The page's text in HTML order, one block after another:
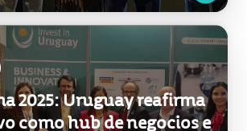
amplía su hub
los 50.000 m² de
Uruguay